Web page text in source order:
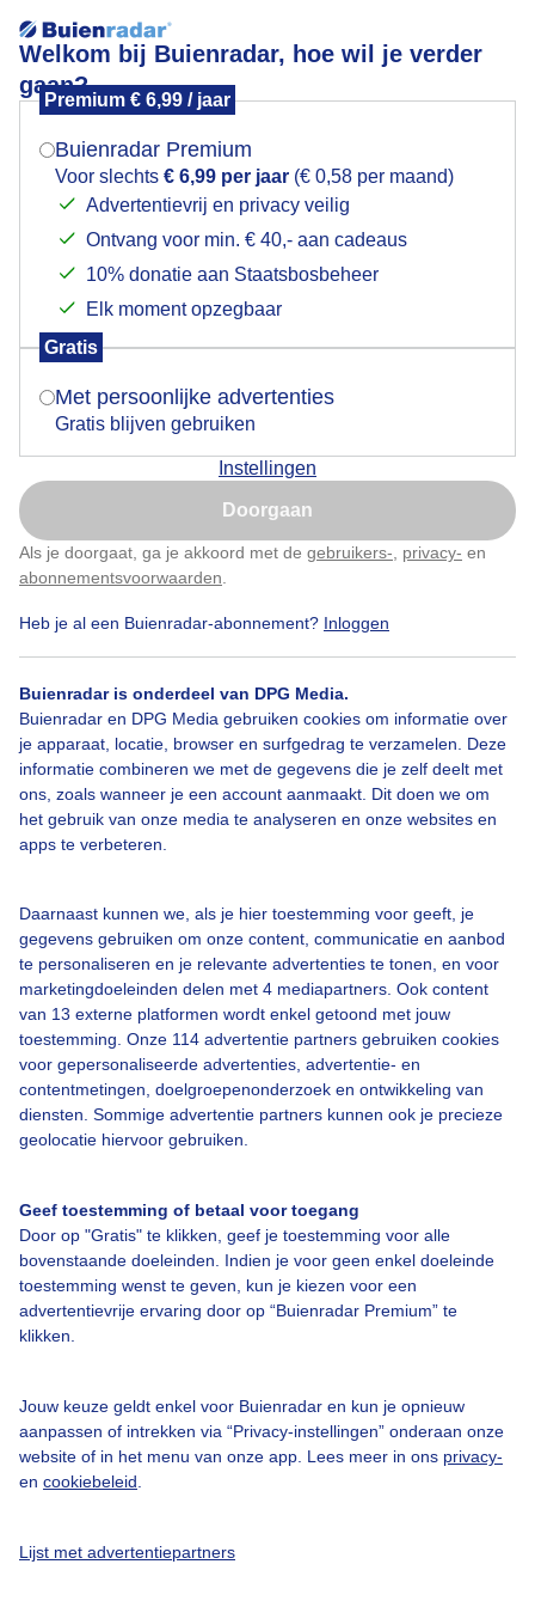
Welkom bij Buienradar, hoe wil je verder
gaan?
Premium € 6,99 / jaar
Buienradar Premium
Voor slechts € 6,99 per jaar (€ 0,58 per maand)
Advertentievrij en privacy veilig
Ontvang voor min. € 40,- aan cadeaus
10% donatie aan Staatsbosbeheer
Elk moment opzegbaar
Gratis
Met persoonlijke advertenties
Gratis blijven gebruiken
Instellingen
Doorgaan
Als je doorgaat, ga je akkoord met de gebruikers- privacy- en
abonnementsvoorwaarden
Heb je al een Buienradar-abonnement? Inloggen
Buienradar is onderdeel van DPG Media.
Buienradar en DPG Media gebruiken cookies om informatie over
je apparaat, locatie, browser en surfgedrag te verzamelen. Deze
informatie combineren we met de gegevens die je zelf deelt met
ons, zoals wanneer je een account aanmaakt. Dit doen we om
het gebruik van onze media te analyseren en onze websites en
apps te verbeteren.
Daarnaast kunnen we, als je hier toestemming voor geeft, je
gegevens gebruiken om onze content, communicatie en aanbod
te personaliseren en je relevante advertenties te tonen, en voor
marketingdoeleinden delen met 4 mediapartners. Ook content
van 13 externe platformen wordt enkel getoond met jouw
toestemming. Onze 114 advertentie partners gebruiken cookies
voor gepersonaliseerde advertenties, advertentie- en
contentmetingen, doelgroepenonderzoek en ontwikkeling van
diensten. Sommige advertentie partners kunnen ook je precieze
geolocatie hiervoor gebruiken.
Geef toestemming of betaal voor toegang
Door op "Gratis" te klikken, geef je toestemming voor alle
bovenstaande doeleinden. Indien je voor geen enkel doeleinde
toestemming wenst te geven, kun je kiezen voor een
advertentievrije ervaring door op “Buienradar Premium” te
klikken.
Jouw keuze geldt enkel voor Buienradar en kun je opnieuw
aanpassen of intrekken via “Privacy-instellingen” onderaan onze
website of in het menu van onze app. Lees meer in ons privacy-
en cookiebeleid
Lijst met advertentiepartners
20211216 Rond 22:00 een mooie mooncrosser boven
Eindhoven
20211216 Rond 22:00 een mooie mooncrosser boven
Eindhoven
2
Mooncrosser
Bekijk slideshow
Een moment geduld aub...
Over Buienradar
Bedrijfsgegevens
Contact
Toegankelijkheid
Gebruikersvoorwaarden
Buienradar Team
Mogen we je locatie gebruiken voor het
Indien je hier nog geen akkoord op hebt gegeven,
verschijnt er zo een pop-up uit je browser waarin
Is goed, toon de popup
Nu niet, misschien later
Klik hierom dit aan te passen